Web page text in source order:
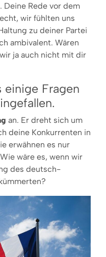
Rede vor dem
wir fühlten uns
zu deiner Partei
ambivalent. Wären
ja auch nicht mit dir
einige Fragen
an. Er dreht sich um
deine Konkur­renten in
erwähnen es nur
wäre es, wenn wir
des deutsch-